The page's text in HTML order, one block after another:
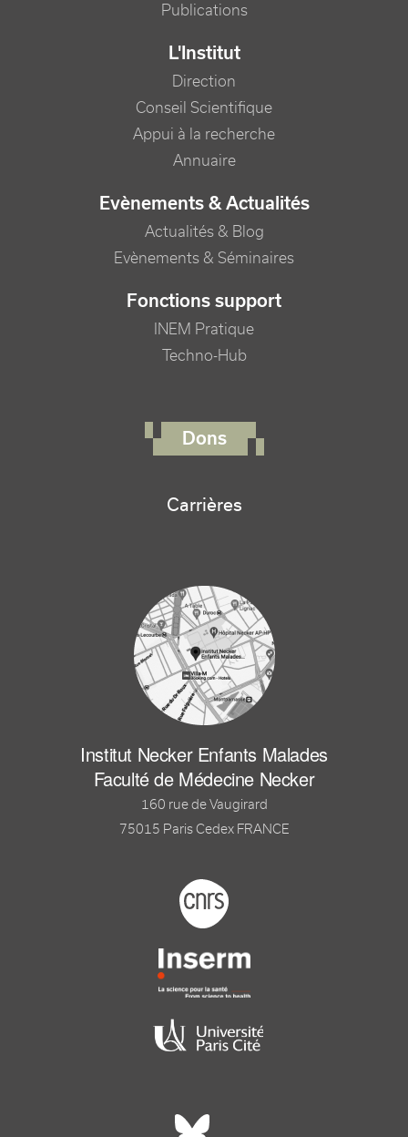
Publications
L'Institut
Direction
Conseil Scientifique
Appui à la recherche
Annuaire
Evènements & Actualités
Actualités & Blog
Evènements & Séminaires
Fonctions support
INEM Pratique
Techno-Hub
Dons
Carrières
Institut Necker Enfants Malades
Faculté de Médecine Necker
160 rue de Vaugirard
75015 Paris Cedex FRANCE
Footer logo tutelles
Réseaux sociaux footer